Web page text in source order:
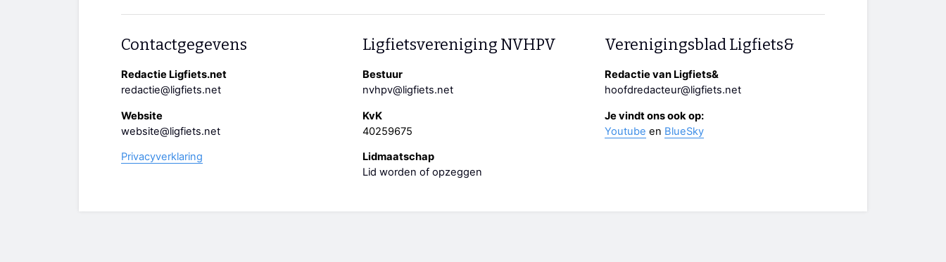
Contactgegevens
Redactie Ligfiets.net
redactie@ligfiets.net
Website
website@ligfiets.net
Privacyverklaring
Ligfietsvereniging NVHPV
Bestuur
nvhpv@ligfiets.net
KvK
40259675
Lidmaatschap
Lid worden of opzeggen
Verenigingsblad Ligfiets&
Redactie van Ligfiets&
hoofdredacteur@ligfiets.net
Je vindt ons ook op:
Youtube en BlueSky